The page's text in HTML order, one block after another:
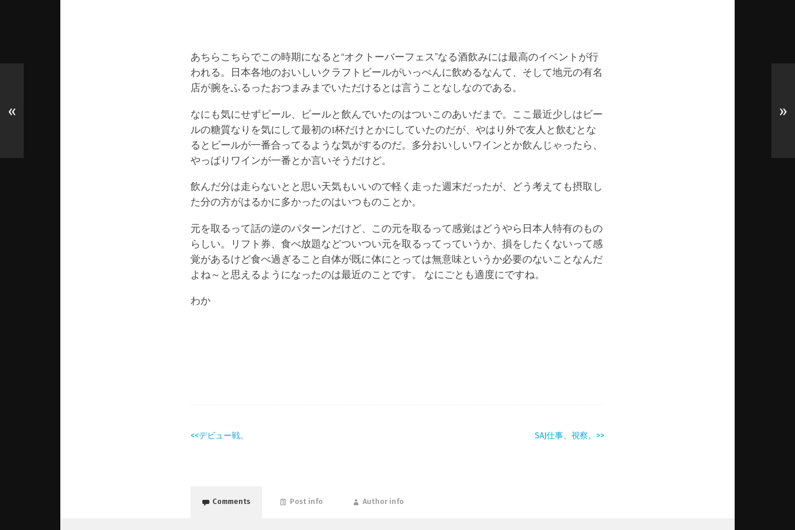
あちらこちらでこの時期になると“オクトーバーフェス”なる酒飲みには最高のイベントが行
われる。日本各地のおいしいクラフトビールがいっぺんに飲めるなんて、そして地元の有名
店が腕をふるったおつまみまでいただけるとは言うことなしなのである。
なにも気にせずビール、ビールと飲んでいたのはついこのあいだまで。ここ最近少しはビー
ルの糖質なりを気にして最初の1杯だけとかにしていたのだが、やはり外で友人と飲むとな
るとビールが一番合ってるような気がするのだ。多分おいしいワインとか飲んじゃったら、
やっぱりワインが一番とか言いそうだけど。
飲んだ分は走らないとと思い天気もいいので軽く走った週末だったが、どう考えても摂取し
た分の方がはるかに多かったのはいつものことか。
元を取るって話の逆のパターンだけど、この元を取るって感覚はどうやら日本人特有のもの
らしい。リフト券、食べ放題などついつい元を取るってっていうか、損をしたくないって感
覚があるけど食べ過ぎること自体が既に体にとっては無意味というか必要のないことなんだ
よね～と思えるようになったのは最近のことです。 なにごとも適度にですね。
わか
<<デビュー戦。 SAJ仕事、視察。>>
Comments Post info Author info
« »